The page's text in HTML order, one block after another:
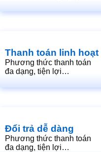
Thanh toán linh hoạt
Phương thức thanh toán
đa dạng, tiện lợi…
Đổi trả dễ dàng
Phương thức thanh toán
đa dạng, tiện lợi…